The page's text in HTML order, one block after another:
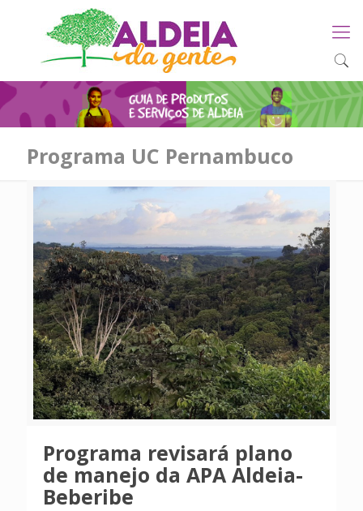
Programa UC Pernambuco
Programa revisará plano
de manejo da APA Aldeia-
Beberibe